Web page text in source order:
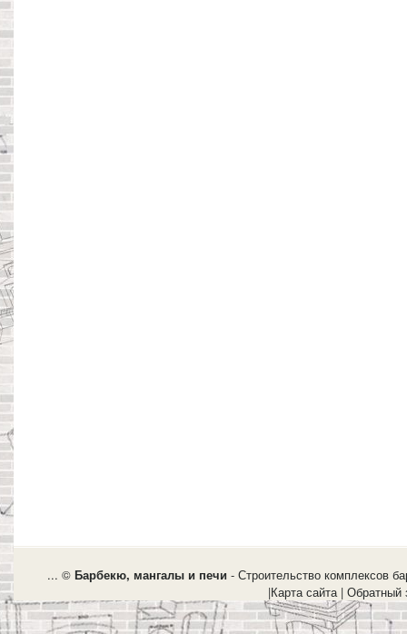
... © Барбекю, мангалы и печи - Строительство комплексов
|Карта сайта| Обратный